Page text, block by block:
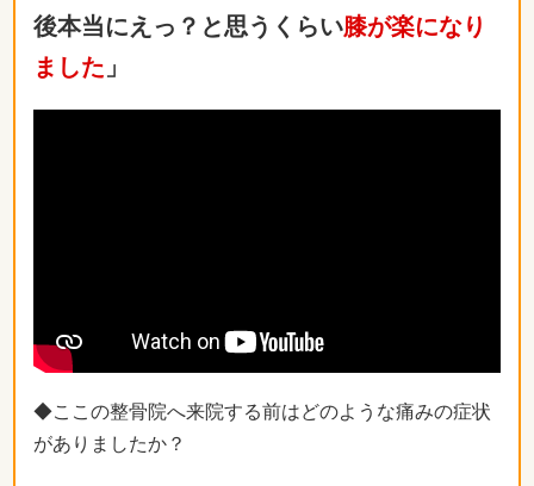
後本当にえっ？と思うくらい膝が楽になり
ました 」
◆ここの整骨院へ来院する前はどのような痛みの症状
がありましたか？